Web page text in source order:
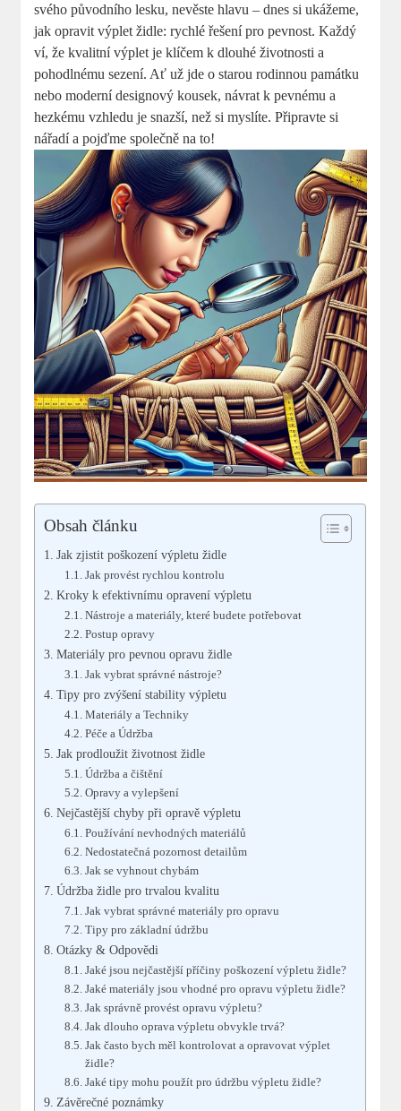
svého původního lesku, nevěste hlavu – dnes si ukážeme,
jak opravit výplet židle: rychlé řešení pro pevnost. Každý
ví, že kvalitní výplet je klíčem k dlouhé životnosti a
pohodlnému sezení. Ať už jde o starou rodinnou památku
nebo moderní designový kousek, návrat k pevnému a
hezkému vzhledu je snazší, než si myslíte. Připravte si
nářadí a pojďme společně na to!
Obsah článku
Jak zjistit poškození výpletu židle
Jak provést rychlou kontrolu
Kroky k efektivnímu opravení výpletu
Nástroje a materiály, které budete potřebovat
Postup opravy
Materiály pro pevnou opravu židle
Jak vybrat správné nástroje?
Tipy pro zvýšení stability výpletu
Materiály a Techniky
Péče a Údržba
Jak prodloužit životnost židle
Údržba a čištění
Opravy a vylepšení
Nejčastější chyby při opravě výpletu
Používání nevhodných materiálů
Nedostatečná pozornost detailům
Jak se vyhnout chybám
Údržba židle pro trvalou kvalitu
Jak vybrat správné materiály pro opravu
Tipy pro základní údržbu
Otázky & Odpovědi
Jaké jsou nejčastější příčiny poškození výpletu židle?
Jaké materiály jsou vhodné pro opravu výpletu židle?
Jak správně provést opravu výpletu?
Jak dlouho oprava výpletu obvykle trvá?
Jak často bych měl kontrolovat a opravovat výplet
židle?
Jaké tipy mohu použít pro údržbu výpletu židle?
Závěrečné poznámky